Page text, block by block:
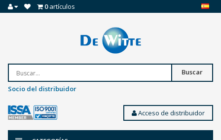
0artículos
Buscar
Socio del distribuidor
Acceso de distribuidor